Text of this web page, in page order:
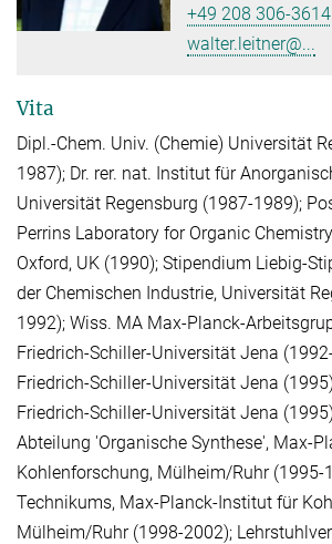
+49 208 306-3614
walter.leitner@...
Vita
Dipl.-Chem. Univ. (Chemie) Universität
1987); Dr. rer. nat. Institut für
Universität Regensburg (1987-1989);
Perrins Laboratory for Organic
Oxford, UK (1990); Stipendium Liebig-
der Chemischen Industrie, Universität
1992); Wiss. MA Max-Planck-
Friedrich-Schiller-Universität Jena
Friedrich-Schiller-Universität Jena
Friedrich-Schiller-Universität Jena
Abteilung 'Organische Synthese', Max-
Kohlenforschung, Mülheim/Ruhr (1995-
Technikums, Max-Planck-Institut für
Mülheim/Ruhr (1998-2002);